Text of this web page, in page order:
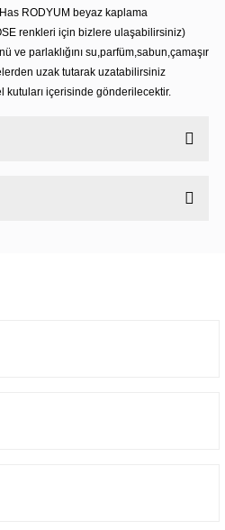
RODYUM beyaz kaplama
renkleri için bizlere ulaşabilirsiniz)
ve parlaklığını su,parfüm,sabun,çamaşır
uzak tutarak uzatabilirsiniz
kutuları içerisinde gönderilecektir.